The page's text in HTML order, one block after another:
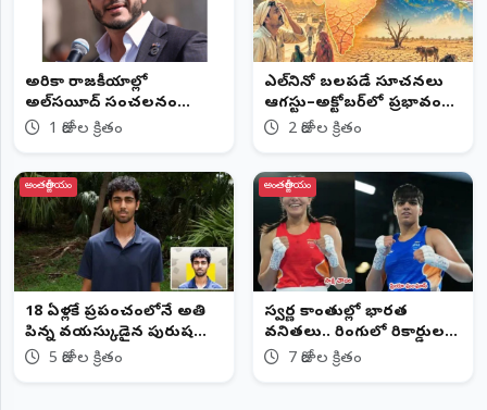
అమెరికా రాజకీయాల్లో
అల్‌సయీద్ సంచలనం
ధనబలాన్ని ఢీకొట్టిన
1 రోజుల క్రితం
ఎల్‌నినో బలపడే సూచనలు
ఆగస్టు–అక్టోబర్‌లో ప్రభావం
పెరిగే అవకాశం
2 రోజుల క్రితం
అంతర్జాతీయం
18 ఏళ్లకే ప్రపంచంలోనే అతి
పిన్న వయస్కుడైన పురుష
ప్రొఫెసర్5 రోజుల క్రితం
అంతర్జాతీయం
స్వర్ణ కాంతుల్లో భారత
వనితలు.. రింగులో రికార్డుల
వర్షం!7 రోజుల క్రితం